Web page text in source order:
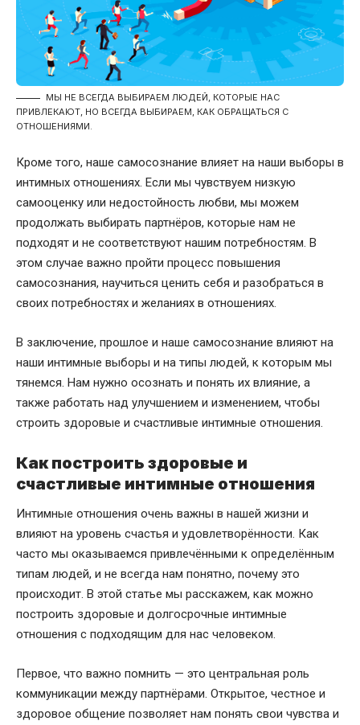
МЫ НЕ ВСЕГДА ВЫБИРАЕМ ЛЮДЕЙ, КОТОРЫЕ НАС
ПРИВЛЕКАЮТ, НО ВСЕГДА ВЫБИРАЕМ, КАК ОБРАЩАТЬСЯ С
ОТНОШЕНИЯМИ.
Кроме того, наше самосознание влияет на наши выборы в
интимных отношениях. Если мы чувствуем низкую
самооценку или недостойность любви, мы можем
продолжать выбирать партнёров, которые нам не
подходят и не соответствуют нашим потребностям. В
этом случае важно пройти процесс повышения
самосознания, научиться ценить себя и разобраться в
своих потребностях и желаниях в отношениях.
В заключение, прошлое и наше самосознание влияют на
наши интимные выборы и на типы людей, к которым мы
тянемся. Нам нужно осознать и понять их влияние, а
также работать над улучшением и изменением, чтобы
строить здоровые и счастливые интимные отношения.
Как построить здоровые и
счастливые интимные отношения
Интимные отношения очень важны в нашей жизни и
влияют на уровень счастья и удовлетворённости. Как
часто мы оказываемся привлечёнными к определённым
типам людей, и не всегда нам понятно, почему это
происходит. В этой статье мы расскажем, как можно
построить здоровые и долгосрочные интимные
отношения с подходящим для нас человеком.
Первое, что важно помнить — это центральная роль
коммуникации между партнёрами. Открытое, честное и
здоровое общение позволяет нам понять свои чувства и